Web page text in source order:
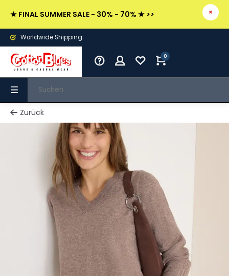
★ FINAL SUMMER SALE - 30% - 70% ★ >>
Worldwide Shipping
0
Zurück